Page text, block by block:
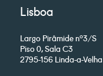
Lisboa
Largo Pirâmide nº3/S
Piso 0, Sala C3
2795-156 Linda-a-Velha